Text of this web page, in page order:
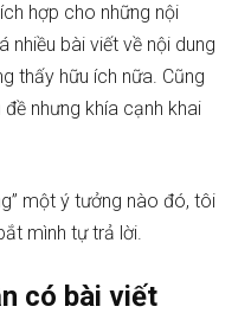
hợp cho những nội
nhiều bài viết về nội dung
thấy hữu ích nữa. Cũng
nhưng khía cạnh khai
một ý tưởng nào đó, tôi
mình tự trả lời.
có bài viết